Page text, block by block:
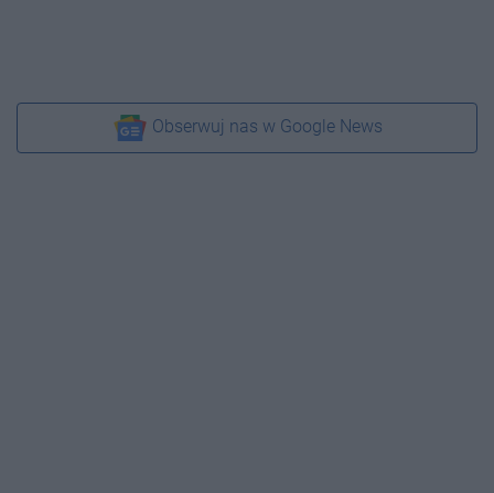
Obserwuj nas w Google News